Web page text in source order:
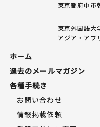
東京都府中
東京外国語大
アジア・アフ
ホーム
過去のメールマガジン
各種手続き
お問い合わせ
情報掲載依頼